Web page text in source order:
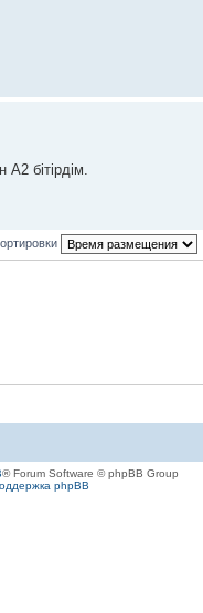
бітірдім.
® Forum Software © phpBB Group
phpBB